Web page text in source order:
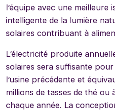
l’équipe avec une meilleure
intelligente de la lumière
solaires contribuant à
L’électricité produite
solaires sera suffisante
l’usine précédente et
millions de tasses de thé
chaque année. La